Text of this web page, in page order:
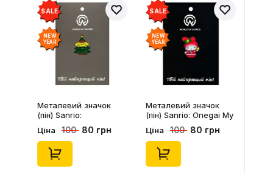
SALE
NEW
YEAR
Металевий значок
(пін) Sanrio:
Pompompurin On
Christmass Tree,
(14541)
Ціна 100 80 грн
SALE
NEW
YEAR
Металевий значок
(пін) Sanrio: Onegai My
Melody: Christmas My
Melody, (14543)
Ціна 100 80 грн